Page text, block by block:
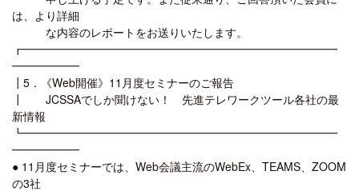
は、より詳細
な内容のレポートをお送りいたします。
┏━━━━━━━━━━━━━━━━━━━━━━━━━━━━
━━━━━━
┃5．《Web開催》11月度セミナーのご報告
┃ JCSSAでしか聞けない！ 先進テレワークツール各社の最
新情報
┗━━━━━━━━━━━━━━━━━━━━━━━━━━━━
━━━━━━
● 11月度セミナーでは、Web会議主流のWebEx、TEAMS、ZOOM
の3社